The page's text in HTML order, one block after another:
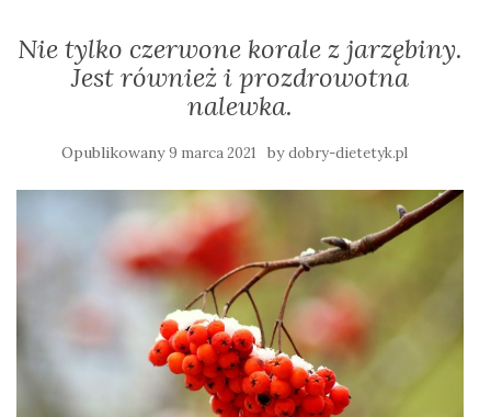
Nie tylko czerwone korale z jarzębiny.
Jest również i prozdrowotna
nalewka.
Opublikowany9 marca 2021 bydobry-dietetyk.pl